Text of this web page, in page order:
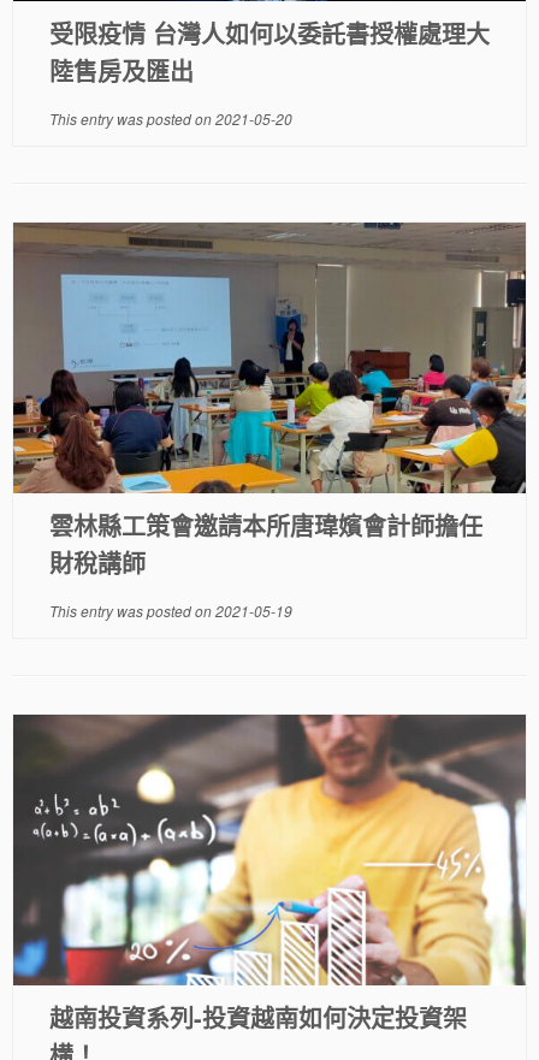
受限疫情 台灣人如何以委託書授權處理大
陸售房及匯出
This entry was posted on2021-05-20
雲林縣工策會邀請本所唐瑋嬪會計師擔任
財稅講師
This entry was posted on2021-05-19
越南投資系列-投資越南如何決定投資架